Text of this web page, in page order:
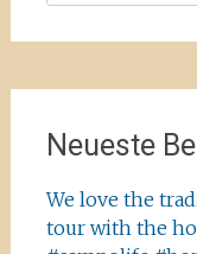
nach:
Neueste
We love the
tour with the